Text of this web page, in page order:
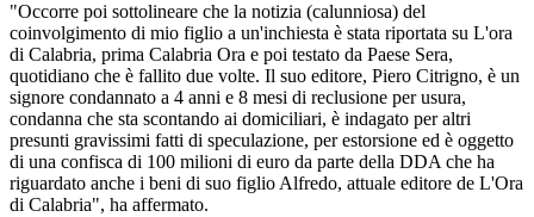
"Occorre poi sottolineare che la notizia (calunniosa) del
coinvolgimento di mio figlio a un'inchiesta è stata riportata su L'ora
di Calabria, prima Calabria Ora e poi testato da Paese Sera,
quotidiano che è fallito due volte. Il suo editore, Piero Citrigno, è un
signore condannato a 4 anni e 8 mesi di reclusione per usura,
condanna che sta scontando ai domiciliari, è indagato per altri
presunti gravissimi fatti di speculazione, per estorsione ed è oggetto
di una confisca di 100 milioni di euro da parte della DDA che ha
riguardato anche i beni di suo figlio Alfredo, attuale editore de L'Ora
di Calabria", ha affermato.